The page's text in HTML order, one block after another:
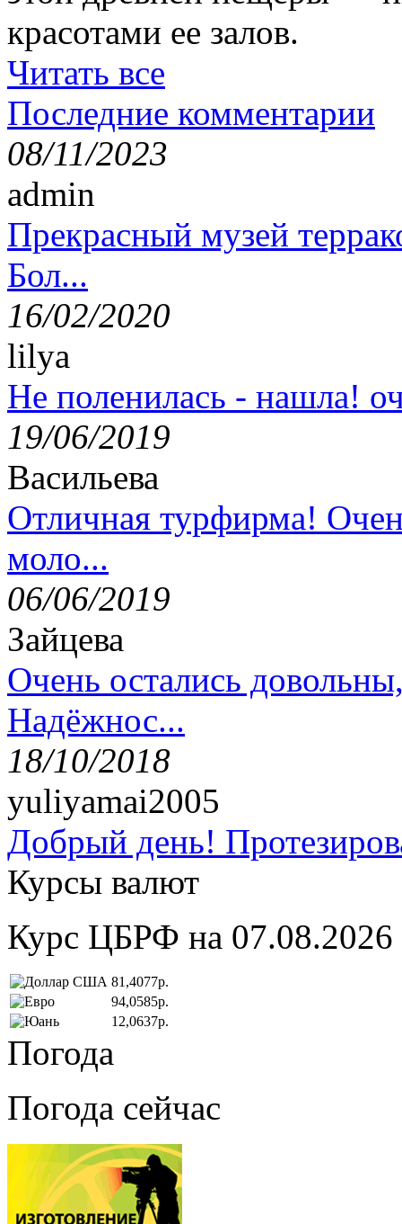
красотами ее залов.
Читать все
Последние комментарии
08/11/2023
admin
Прекрасный музей
Бол...
16/02/2020
lilya
Не поленилась - нашла!
19/06/2019
Васильева
Отличная турфирма!
моло...
06/06/2019
Зайцева
Очень остались
Надёжнос...
18/10/2018
yuliyamai2005
Добрый день!
Курсы валют
Курс ЦБРФ на 07.08.2026
81,4077р.
94,0585р.
12,0637р.
Погода
Погода сейчас